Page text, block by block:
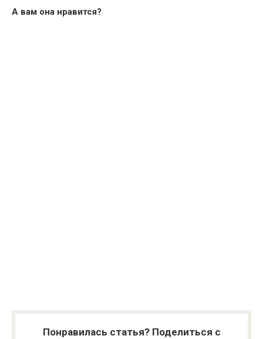
А вам она нравится?
Понравилась статья? Поделиться с